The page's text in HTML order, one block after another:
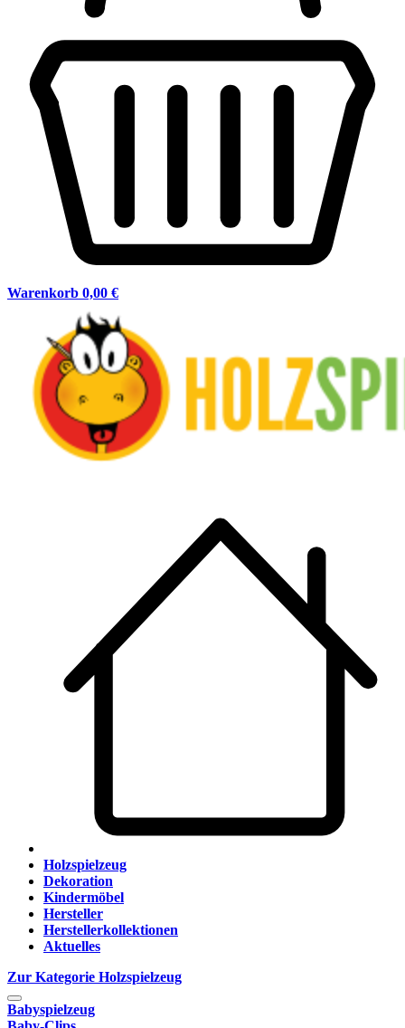
Warenkorb 0,00 €
Holzspielzeug
Dekoration
Kindermöbel
Hersteller
Herstellerkollektionen
Aktuelles
Zur Kategorie Holzspielzeug
Babyspielzeug